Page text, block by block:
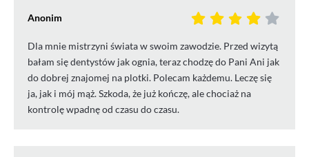
Anonim
Dla mnie mistrzyni świata w swoim zawodzie. Przed wizytą
bałam się dentystów jak ognia, teraz chodzę do Pani Ani jak
do dobrej znajomej na plotki. Polecam każdemu. Leczę się
ja, jak i mój mąż. Szkoda, że już kończę, ale chociaż na
kontrolę wpadnę od czasu do czasu.